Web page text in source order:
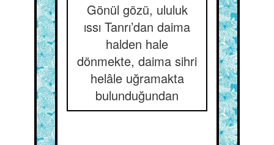
Gönül gözü, ululuk
ıssı Tanrı’dan daima
halden hale
dönmekte, daima sihri
helâle uğramakta
bulunduğundan